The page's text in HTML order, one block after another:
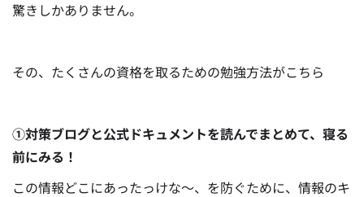
驚きしかありません。
その、たくさんの資格を取るための勉強方法がこちら
①対策ブログと公式ドキュメントを読んでまとめて、寝る
前にみる！
この情報どこにあったっけな～、を防ぐために、情報のキ